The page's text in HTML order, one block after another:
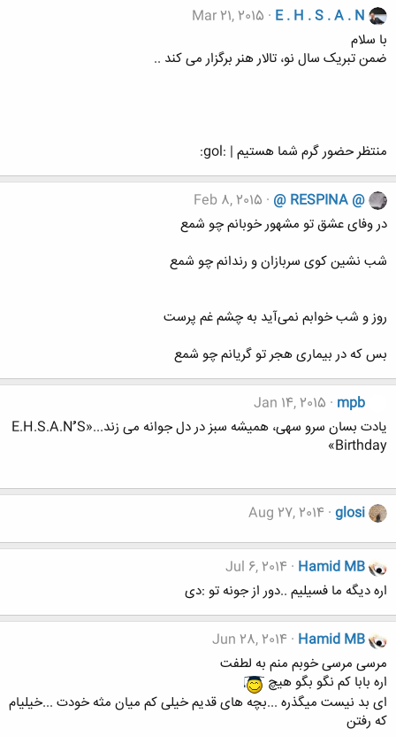
E . H . S . A . N
Mar 21, 2015
با سلام
ضمن تبریک سال نو، تالار هنر برگزار می کند ..
منتظر حضور گرم شما هستیم | :gol:
@ RESPINA @
Feb 8, 2015
در وفای عشق تو مشهور خوبانم چو شمع
شب نشین کوی سربازان و رندانم چو شمع
روز و شب خوابم نمی‌آید به چشم غم پرست
بس که در بیماری هجر تو گریانم چو شمع
mpb
Jan 14, 2015
یادت بسان سرو سهی، همیشه سبز در دل جوانه می زند...«E.H.S.A.Nُُُ S
Birthday»
glosi
Aug 27, 2014
Hamid MB
Jul 6, 2014
اره دیگه ما فسیلیم ..دور از جونه تو :دی
Hamid MB
Jun 28, 2014
مرسی مرسی خوبم منم به لطفت
اره بابا کم نگو بگو هیچ
ای بد نیست میگذره ...بچه های قدیم خیلی کم میان مثه خودت ...خیلیام
که رفتن